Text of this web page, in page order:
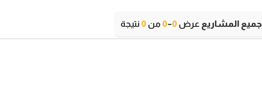
جميع المشاريع عرض 0
–
0 من 0 نتيجة